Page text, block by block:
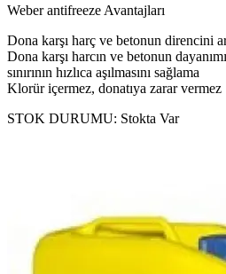
Weber antifreeze Avantajları
Dona karşı harç ve betonun direncini
Dona karşı harcın ve betonun
sınırının hızlıca aşılmasını sağlama
Klorür içermez, donatıya zarar vermez
STOK DURUMU: Stokta Var